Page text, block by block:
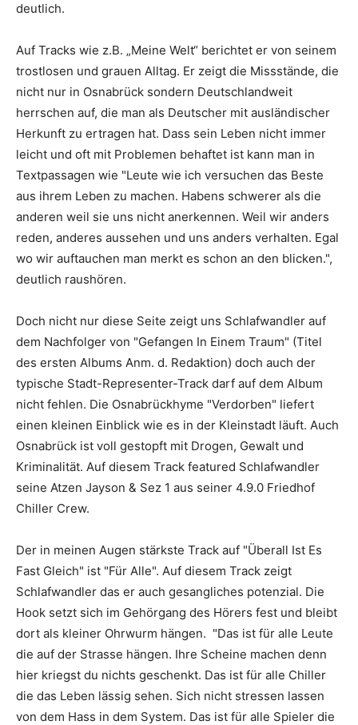
deutlich.
Auf Tracks wie z.B. „Meine Welt“ berichtet er von seinem
trostlosen und grauen Alltag. Er zeigt die Missstände, die
nicht nur in Osnabrück sondern Deutschlandweit
herrschen auf, die man als Deutscher mit ausländischer
Herkunft zu ertragen hat. Dass sein Leben nicht immer
leicht und oft mit Problemen behaftet ist kann man in
Textpassagen wie "Leute wie ich versuchen das Beste
aus ihrem Leben zu machen. Habens schwerer als die
anderen weil sie uns nicht anerkennen. Weil wir anders
reden, anderes aussehen und uns anders verhalten. Egal
wo wir auftauchen man merkt es schon an den blicken.",
deutlich raushören.
Doch nicht nur diese Seite zeigt uns Schlafwandler auf
dem Nachfolger von "Gefangen In Einem Traum" (Titel
des ersten Albums Anm. d. Redaktion) doch auch der
typische Stadt-Representer-Track darf auf dem Album
nicht fehlen. Die Osnabrückhyme "Verdorben" liefert
einen kleinen Einblick wie es in der Kleinstadt läuft. Auch
Osnabrück ist voll gestopft mit Drogen, Gewalt und
Kriminalität. Auf diesem Track featured Schlafwandler
seine Atzen Jayson & Sez 1 aus seiner 4.9.0 Friedhof
Chiller Crew.
Der in meinen Augen stärkste Track auf "Überall Ist Es
Fast Gleich" ist "Für Alle". Auf diesem Track zeigt
Schlafwandler das er auch gesangliches potenzial. Die
Hook setzt sich im Gehörgang des Hörers fest und bleibt
dort als kleiner Ohrwurm hängen. "Das ist für alle Leute
die auf der Strasse hängen. Ihre Scheine machen denn
hier kriegst du nichts geschenkt. Das ist für alle Chiller
die das Leben lässig sehen. Sich nicht stressen lassen
von dem Hass in dem System. Das ist für alle Spieler die